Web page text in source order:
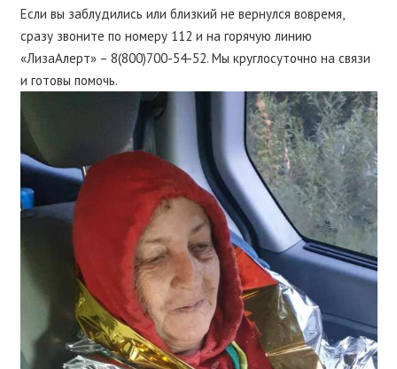
Если вы заблудились или близкий не вернулся вовремя,
сразу звоните по номеру 112 и на горячую линию
«ЛизаАлерт» – 8(800)700-54-52. Мы круглосуточно на связи
и готовы помочь.